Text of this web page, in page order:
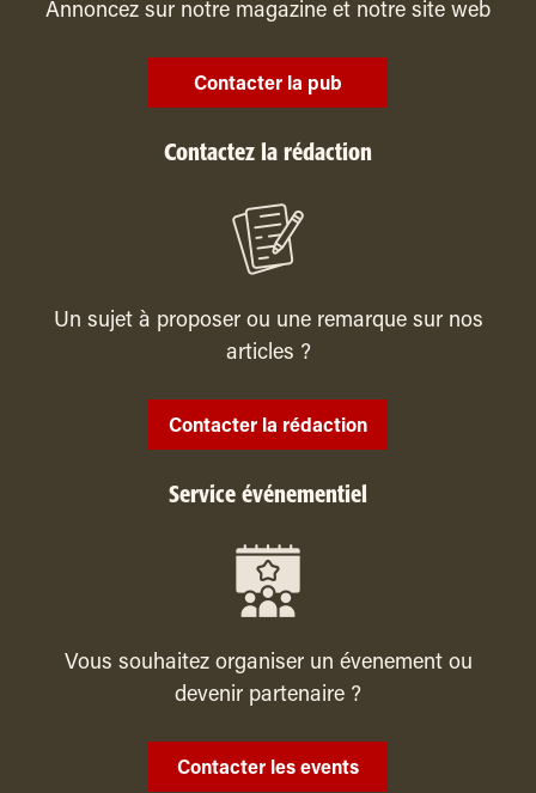
Annoncez sur notre magazine et notre site web
Contacter la pub
Contactez la rédaction
Un sujet à proposer ou une remarque sur nos
articles ?
Contacter la rédaction
Service événementiel
Vous souhaitez organiser un évenement ou
devenir partenaire ?
Contacter les events